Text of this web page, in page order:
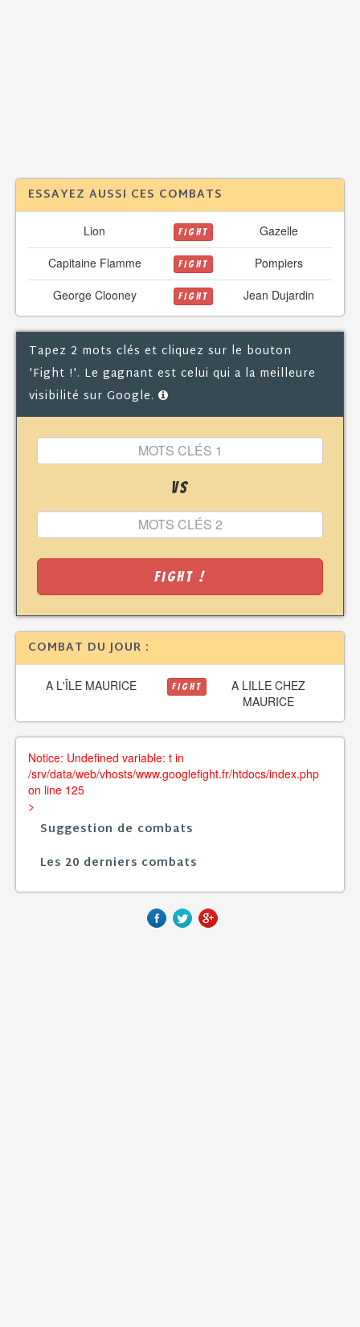
ESSAYEZ AUSSI CES COMBATS
Lion FIGHT
Gazelle
Capitaine Flamme
FIGHT
Pompiers
George Clooney
FIGHT Jean Dujardin
Tapez 2 mots clés et cliquez sur le bouton
'Fight !'. Le gagnant est celui qui a la meilleure
visibilité sur Google.
VS
Fight !
COMBAT DU JOUR :
A L'ÎLE MAURICE FIGHT
A LILLE CHEZ
MAURICE
Notice: Undefined variable: t in
/srv/data/web/vhosts/www.googlefight.fr/htdocs/index.php
on line 125
>
Suggestion de combats
Les 20 derniers combats